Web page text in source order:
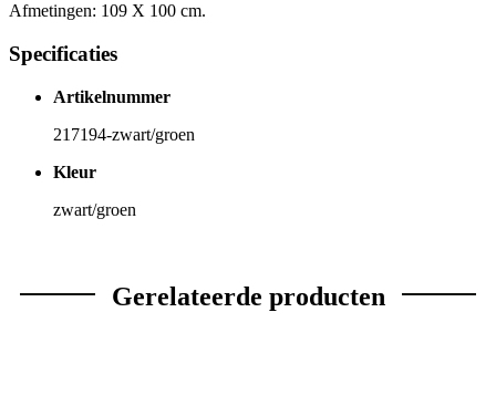
Afmetingen: 109 X 100 cm.
Specificaties
Artikelnummer
217194-zwart/groen
Kleur
zwart/groen
Gerelateerde producten